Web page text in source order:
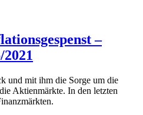
–
und mit ihm die Sorge um die
Aktienmärkte. In den letzten